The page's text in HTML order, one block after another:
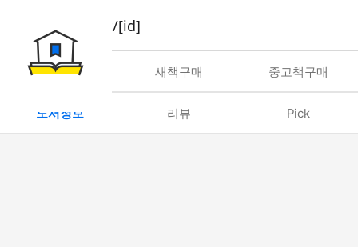
book/rent/[id]
대여 새책구매 중고책구매
도서정보 리뷰 Pick